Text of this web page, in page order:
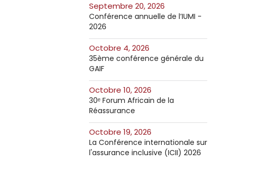
septembre 20, 2026
Conférence annuelle de l’IUMI -
2026
octobre 4, 2026
35ème conférence générale du
GAIF
octobre 10, 2026
30ᵉ Forum Africain de la
Réassurance
octobre 19, 2026
La Conférence internationale sur
l'assurance inclusive (ICII) 2026